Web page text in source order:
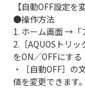
【自動OFF設定を
●操作方法
1. ホーム画面 →「
2.［AQUOSトリ
をON／OFFにする
・［自動OFF］の
値を変更できます。